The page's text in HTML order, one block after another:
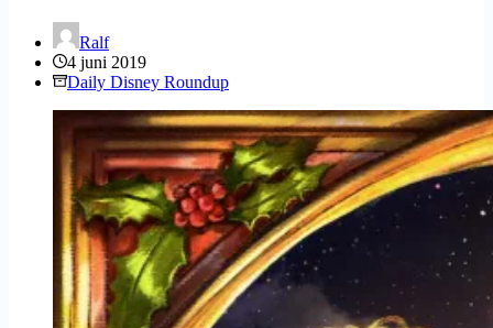
Ralf
4 juni 2019
Daily Disney Roundup